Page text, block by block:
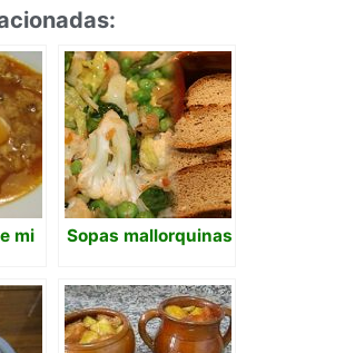
mi
Sopas mallorquinas